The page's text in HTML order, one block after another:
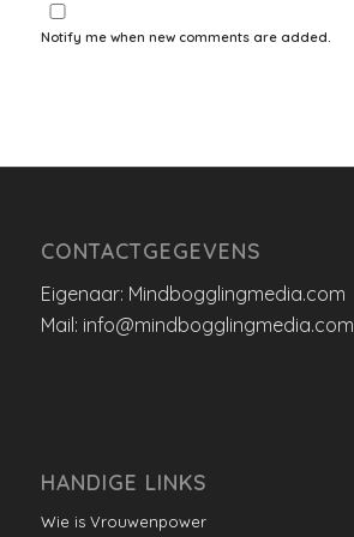
Notify me when new comments are added.
CONTACTGEGEVENS
Eigenaar: Mindbogglingmedia.com
Mail: info@mindbogglingmedia.com
HANDIGE LINKS
Wie is Vrouwenpower